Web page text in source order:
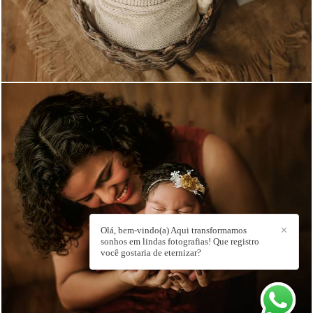
829
1278
✕
Olá, bem-vindo(a) Aqui transformamos
sonhos em lindas fotografias! Que registro
você gostaria de eternizar?